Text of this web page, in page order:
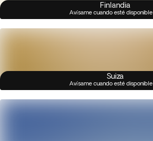
Finlandia
Avísame cuando esté disponible
Suiza
Avísame cuando esté disponible